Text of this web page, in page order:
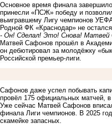
Основное время финала
принесли «ПСЖ» победу и
выигравшему Лигу чемпионов
Родной ФК «Краснодар» не
- Он! Сделал! Это! Снова! Матвей
Матвей Сафонов прошёл в
он дебютировал за молодёжку
Российской премьер-лиги.
Сафонов даже успел побывать
провёл 175 официальных матчей, в
Уже сейчас Матвей Сафонов
финала Лиги чемпионов. В 2025
скамейке запасных.